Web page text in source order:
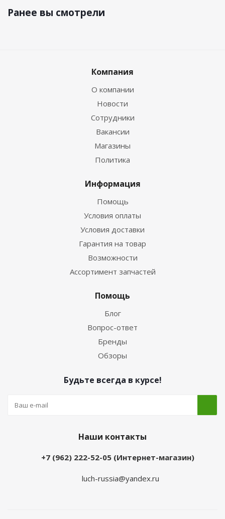
Ранее вы смотрели
Компания
О компании
Новости
Сотрудники
Вакансии
Магазины
Политика
Информация
Помощь
Условия оплаты
Условия доставки
Гарантия на товар
Возможности
Ассортимент запчастей
Помощь
Блог
Вопрос-ответ
Бренды
Обзоры
Будьте всегда в курсе!
Наши контакты
+7 (962) 222-52-05 (Интернет-магазин)
luch-russia@yandex.ru